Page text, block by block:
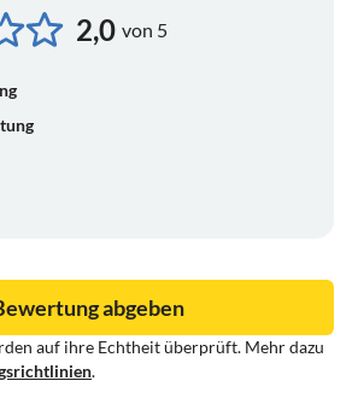
2,0 von 5
auf ihre Echtheit überprüft. Mehr dazu
.
abgeben